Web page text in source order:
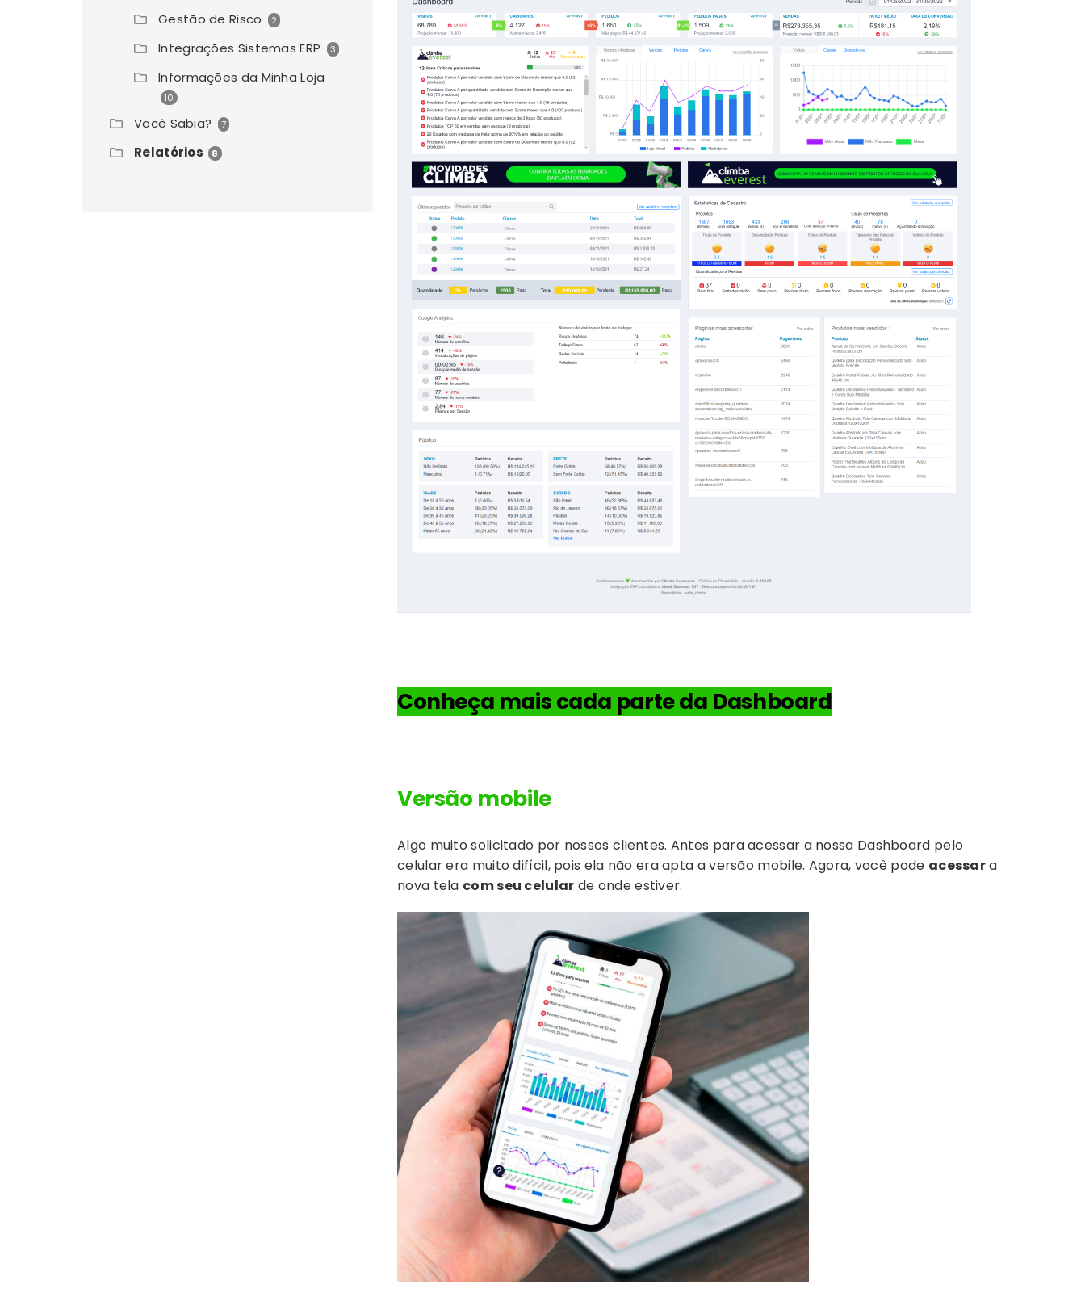
Gestão de Risco 2
Integrações Sistemas ERP 3
Informações da Minha Loja
10
Você Sabia? 7
Relatórios 8
Conheça mais cada parte da Dashboard
Versão mobile
Algo muito solicitado por nossos clientes. Antes para acessar a nossa Dashboard pelo
celular era muito difícil, pois ela não era apta a versão mobile. Agora, você pode acessara
nova tela com seu celular de onde estiver.